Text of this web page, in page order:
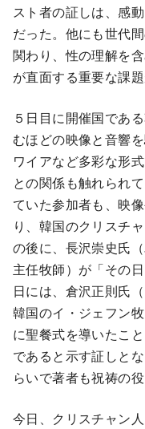
スト者の証しは、感
だった。他にも世代
関わり、性の理解を
が直面する重要な課
５日目に開催国であ
むほどの映像と音響
ワイアなど多彩な形
との関係も触れられ
ていた参加者も、映
り、韓国のクリスチ
の後に、長沢崇史氏
主任牧師）が「その
日には、倉沢正則氏
韓国のイ・ジェフン
に聖餐式を導いたこ
であると示す証しと
らいで著者も祝祷の役
今日、クリスチャン